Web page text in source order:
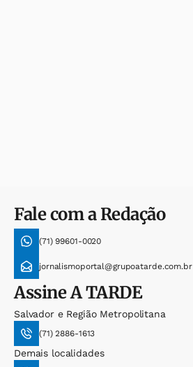
Fale com a Redação
(71) 99601-0020
jornalismoportal@grupoatarde.com.br
AssineA TARDE
Salvador e Região Metropolitana
(71) 2886-1613
Demais localidades